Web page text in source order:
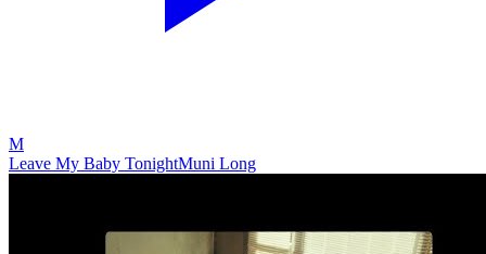
M
Leave My Baby TonightMuni Long